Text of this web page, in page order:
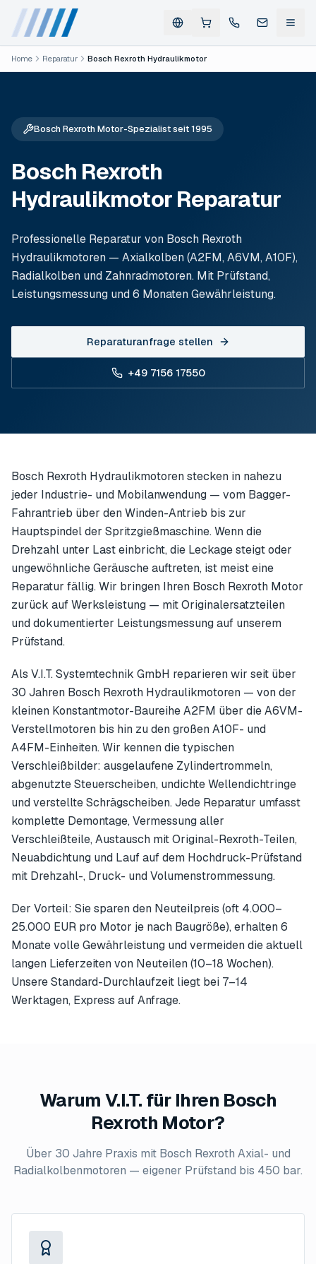
Home Reparatur Bosch Rexroth Hydraulikmotor
Bosch Rexroth Motor-Spezialist seit 1995
Bosch Rexroth
Hydraulikmotor Reparatur
Professionelle Reparatur von Bosch Rexroth
Hydraulikmotoren — Axialkolben (A2FM, A6VM, A10F),
Radialkolben und Zahnradmotoren. Mit Prüfstand,
Leistungsmessung und 6 Monaten Gewährleistung.
Reparaturanfrage stellen
+49 7156 17550
Bosch Rexroth Hydraulikmotoren stecken in nahezu
jeder Industrie- und Mobilanwendung — vom Bagger-
Fahrantrieb über den Winden-Antrieb bis zur
Hauptspindel der Spritzgießmaschine. Wenn die
Drehzahl unter Last einbricht, die Leckage steigt oder
ungewöhnliche Geräusche auftreten, ist meist eine
Reparatur fällig. Wir bringen Ihren Bosch Rexroth Motor
zurück auf Werksleistung — mit Originalersatzteilen
und dokumentierter Leistungsmessung auf unserem
Prüfstand.
Als V.I.T. Systemtechnik GmbH reparieren wir seit über
30 Jahren Bosch Rexroth Hydraulikmotoren — von der
kleinen Konstantmotor-Baureihe A2FM über die A6VM-
Verstellmotoren bis hin zu den großen A10F- und
A4FM-Einheiten. Wir kennen die typischen
Verschleißbilder: ausgelaufene Zylindertrommeln,
abgenutzte Steuerscheiben, undichte Wellendichtringe
und verstellte Schrägscheiben. Jede Reparatur umfasst
komplette Demontage, Vermessung aller
Verschleißteile, Austausch mit Original-Rexroth-Teilen,
Neuabdichtung und Lauf auf dem Hochdruck-Prüfstand
mit Drehzahl-, Druck- und Volumenstrommessung.
Der Vorteil: Sie sparen den Neuteilpreis (oft 4.000–
25.000 EUR pro Motor je nach Baugröße), erhalten 6
Monate volle Gewährleistung und vermeiden die aktuell
langen Lieferzeiten von Neuteilen (10–18 Wochen).
Unsere Standard-Durchlaufzeit liegt bei 7–14
Werktagen, Express auf Anfrage.
Warum V.I.T. für Ihren Bosch
Rexroth Motor?
Über 30 Jahre Praxis mit Bosch Rexroth Axial- und
Radialkolbenmotoren — eigener Prüfstand bis 450 bar.